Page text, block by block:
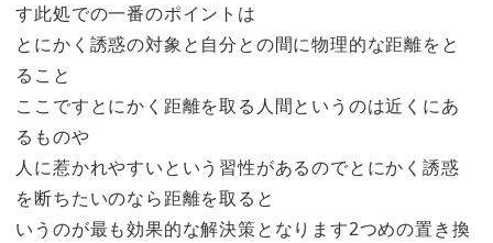
す此処での一番のポイントは
とにかく誘惑の対象と自分との間に物理的な距離をと
ること
ここですとにかく距離を取る人間というのは近くにあ
るものや
人に惹かれやすいという習性があるのでとにかく誘惑
を断ちたいのなら距離を取ると
いうのが最も効果的な解決策となります2つめの置き換